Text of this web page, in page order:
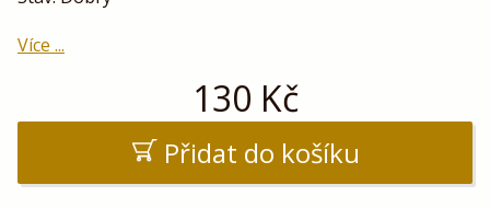
Více ...
130 Kč
Přidat do košíku